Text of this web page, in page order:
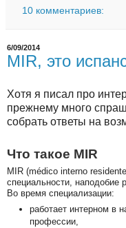
10 комментариев:
6/09/2014
MIR, это
Хотя я писал про
прежнему много
собрать ответы на
Что такое MIR
MIR (médico interno
специальности, наподобие
Во время специализации:
работает интерном в
профессии,